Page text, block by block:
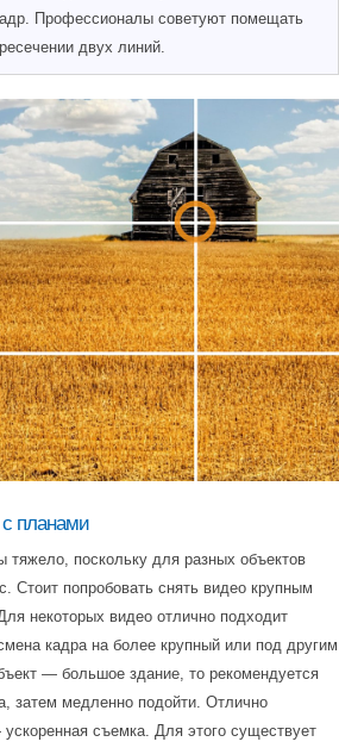
Профессионалы советуют помещать
двух линий.
планами
тяжело, поскольку для разных объектов
Стоит попробовать снять видео крупным
некоторых видео отлично подходит
кадра на более крупный или под другим
— большое здание, то рекомендуется
затем медленно подойти. Отлично
съемка. Для этого существует